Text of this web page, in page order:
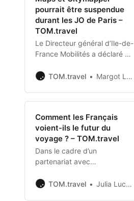
pourrait être suspendue
durant les JO de Paris –
TOM.travel
Le Directeur général d’Ile-de-
France Mobilités a déclaré au
à Ouest-France, qu’il
durant les Jeux Olympiques
de Paris.
TOM.travel Margot Ladiray
Comment les Français
voient-ils le futur du
voyage ? – TOM.travel
Dans le cadre d’un
partenariat avec
interrogé les voyageurs
TOM.travel Julia Luczak-Rougeaux